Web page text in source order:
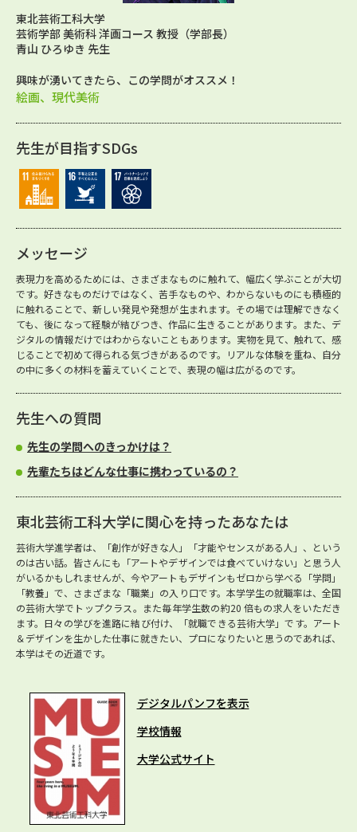
東北芸術工科大学
芸術学部 美術科 洋画コース 教授（学部長）
青山 ひろゆき 先生
興味が湧いてきたら、この学問がオススメ！
絵画、現代美術
先生が目指すSDGs
メッセージ
表現力を高めるためには、さまざまなものに触れて、幅広く学ぶことが大切
です。好きなものだけではなく、苦手なものや、わからないものにも積極的
に触れることで、新しい発見や発想が生まれます。その場では理解できなく
ても、後になって経験が結びつき、作品に生きることがあります。また、デ
ジタルの情報だけではわからないこともあります。実物を見て、触れて、感
じることで初めて得られる気づきがあるのです。リアルな体験を重ね、自分
の中に多くの材料を蓄えていくことで、表現の幅は広がるのです。
先生への質問
先生の学問へのきっかけは？
先輩たちはどんな仕事に携わっているの？
東北芸術工科大学に関心を持ったあなたは
芸術大学進学者は、「創作が好きな人」「才能やセンスがある人」、という
のは古い話。皆さんにも「アートやデザインでは食べていけない」と思う人
がいるかもしれませんが、今やアートもデザインもゼロから学べる「学問」
「教養」で、さまざまな「職業」の入り口です。本学学生の就職率は、全国
の芸術大学でトップクラス。また毎年学生数の約20 倍もの求人をいただき
ます。日々の学びを進路に結び付け、「就職できる芸術大学」です。アート
＆デザインを生かした仕事に就きたい、プロになりたいと思うのであれば、
本学はその近道です。
デジタルパンフを表示
学校情報
大学公式サイト